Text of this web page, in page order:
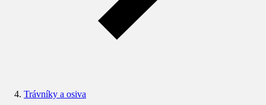
Trávníky a osiva